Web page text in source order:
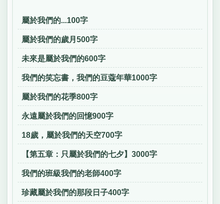
屬於我們的...100字
屬於我們的歲月500字
未來是屬於我們的600字
我們的笑忘書，我們的豆蔻年華1000字
屬於我們的花季800字
永遠屬於我們的回憶900字
18歲，屬於我們的天空700字
【第五章：只屬於我們的七夕】3000字
我們的班級我們的老師400字
珍藏屬於我們的那段日子400字